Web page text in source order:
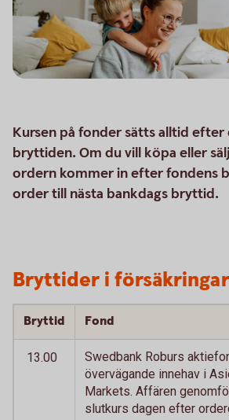
Kursen på fonder sätts alltid efter
bryttiden. Om du vill köpa eller
ordern kommer in efter fondens
order till nästa bankdags bryttid.
Bryttider i försäkringar
Bryttid Fond
13.00
Swedbank Roburs
övervägande innehav i
Markets. Affären
slutkurs dagen efter